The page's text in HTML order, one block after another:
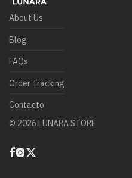
About Us
Blog
FAQs
Order Tracking
Contacto
© 2026 LUNARA STORE